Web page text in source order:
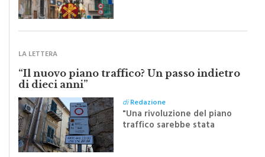
“Il nuovo piano traffico? Un passo indietro
di dieci anni”
"Una rivoluzione del piano
traffico sarebbe stata
efficace se preceduta da
una rivoluzione culturale"